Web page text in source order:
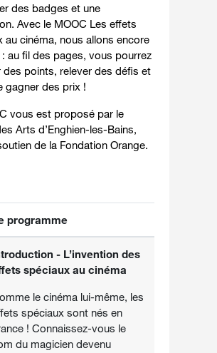
des badges et une
Avec le MOOC Les effets
au cinéma, nous allons encore
: au fil des pages, vous pourrez
des points, relever des défis et
gagner des prix !
vous est proposé par le
Arts d’Enghien-les-Bains,
de la Fondation Orange.
programme
- L’invention des
spéciaux au cinéma
le cinéma lui-même, les
spéciaux sont nés en
! Connaissez-vous le
du magicien devenu